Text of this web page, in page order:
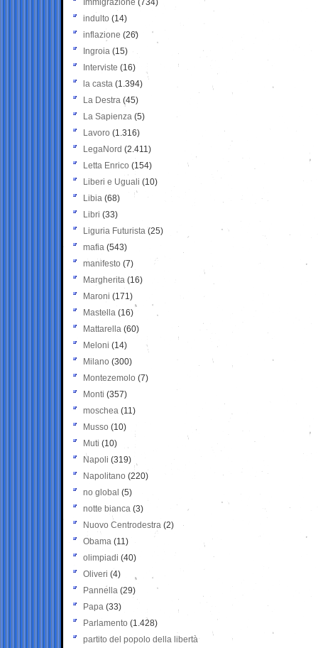
Immigrazione (734)
indulto (14)
inflazione (26)
Ingroia (15)
Interviste (16)
la casta (1.394)
La Destra (45)
La Sapienza (5)
Lavoro (1.316)
LegaNord (2.411)
Letta Enrico (154)
Liberi e Uguali (10)
Libia (68)
Libri (33)
Liguria Futurista (25)
mafia (543)
manifesto (7)
Margherita (16)
Maroni (171)
Mastella (16)
Mattarella (60)
Meloni (14)
Milano (300)
Montezemolo (7)
Monti (357)
moschea (11)
Musso (10)
Muti (10)
Napoli (319)
Napolitano (220)
no global (5)
notte bianca (3)
Nuovo Centrodestra (2)
Obama (11)
olimpiadi (40)
Oliveri (4)
Pannella (29)
Papa (33)
Parlamento (1.428)
partito del popolo della libertà